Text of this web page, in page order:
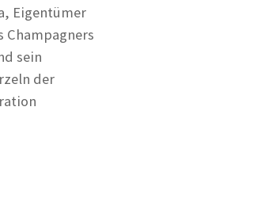
Eigentümer
Champagners
sein
der